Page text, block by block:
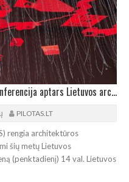
LIETUVOS ARCHITEKTŪRA 2025: Konferencija aptars Lietuvos architektūros įvykius
PILOTAS.LT
rengia architektūros
šių metų Lietuvos
(penktadienį) 14 val. Lietuvos